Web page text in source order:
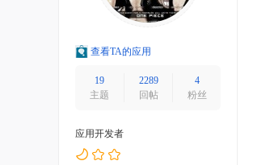
查看TA的应用
19
主题
2289
回帖
4
粉丝
应用开发者